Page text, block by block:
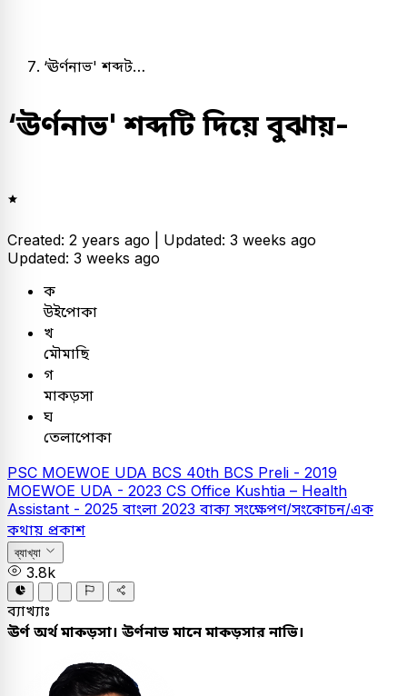
‘ঊর্ণনাভ' শব্দট…
‘ঊর্ণনাভ' শব্দটি দিয়ে বুঝায়-
Created: 2 years ago | Updated: 3 weeks ago
Updated: 3 weeks ago
ক
উইপোকা
খ
মৌমাছি
গ
মাকড়সা
ঘ
তেলাপোকা
PSC MOEWOE UDA BCS 40th BCS Preli - 2019
MOEWOE UDA - 2023 CS Office Kushtia – Health
Assistant - 2025 বাংলা 2023 বাক্য সংক্ষেপণ/সংকোচন/এক
কথায় প্রকাশ
ব্যাখ্যা
3.8k
ব্যাখ্যাঃ
ঊর্ণ অর্থ মাকড়সা। ঊর্ণনাভ মানে মাকড়সার নাভি।